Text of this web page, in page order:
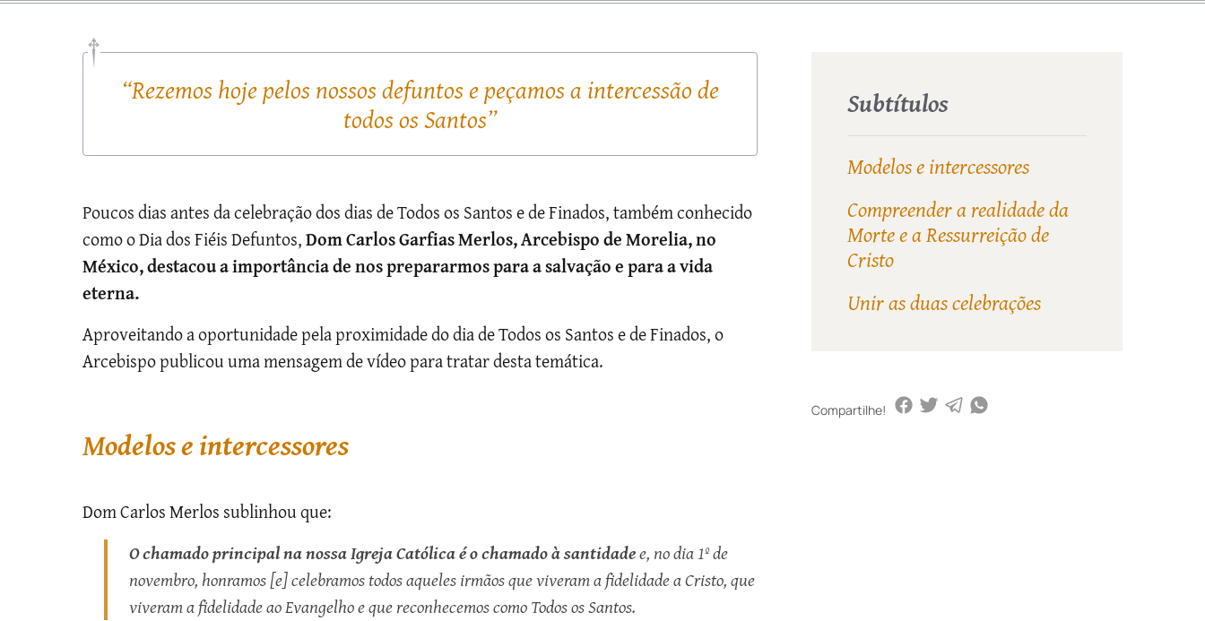
“Rezemos hoje pelos nossos defuntos e peçamos a intercessão de
todos os Santos”
Poucos dias antes da celebração dos dias de Todos os Santos e de Finados, também conhecido
como o Dia dos Fiéis Defuntos,Dom Carlos Garfias Merlos, Arcebispo de Morelia, no
México, destacou a importância de nos prepararmos para a salvação e para a vida
eterna.
Aproveitando a oportunidade pela proximidade do dia de Todos os Santos e de Finados, o
Arcebispo publicou uma mensagem de vídeo para tratar desta temática.
Modelos e intercessores
Dom Carlos Merlos sublinhou que:
O chamado principal na nossa Igreja Católica é o chamado à santidadee, no dia 1º de
novembro, honramos [e] celebramos todos aqueles irmãos que viveram a fidelidade a Cristo, que
viveram a fidelidade ao Evangelho e que reconhecemos como Todos os Santos.
Subtítulos
Modelos e intercessores
Compreender a realidade da
Morte e a Ressurreição de
Cristo
Unir as duas celebrações
Compartilhe!